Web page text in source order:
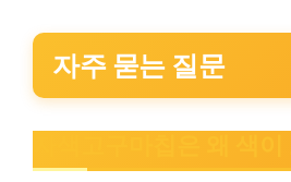
자주 묻는 질문